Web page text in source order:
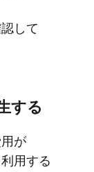
して​
する
が​
用する​